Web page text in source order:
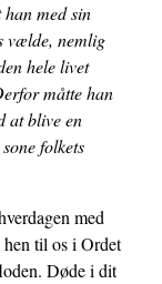
med sin
vælde, nemlig
hele livet
måtte han
at blive en
folkets
med
til os i Ordet
Døde i dit